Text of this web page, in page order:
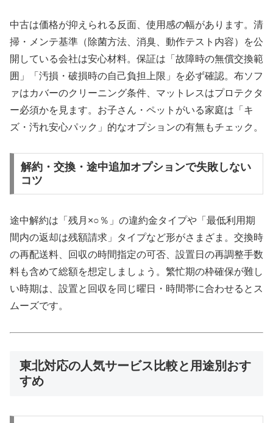
中古は価格が抑えられる反面、使用感の幅があります。清
掃・メンテ基準（除菌方法、消臭、動作テスト内容）を公
開している会社は安心材料。保証は「故障時の無償交換範
囲」「汚損・破損時の自己負担上限」を必ず確認。布ソフ
ァはカバーのクリーニング条件、マットレスはプロテクタ
ー必須かを見ます。お子さん・ペットがいる家庭は「キ
ズ・汚れ安心パック」的なオプションの有無もチェック。
解約・交換・途中追加オプションで失敗しない
コツ
途中解約は「残月×○％」の違約金タイプや「最低利用期
間内の返却は残額請求」タイプなど形がさまざま。交換時
の再配送料、回収の時間指定の可否、設置日の再調整手数
料も含めて総額を想定しましょう。繁忙期の枠確保が難し
い時期は、設置と回収を同じ曜日・時間帯に合わせるとス
ムーズです。
東北対応の人気サービス比較と用途別おす
すめ